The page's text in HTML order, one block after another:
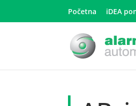
Početna iDEA